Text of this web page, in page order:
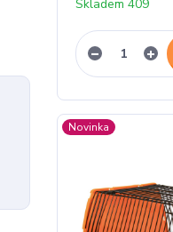
Skladem 409
Novinka